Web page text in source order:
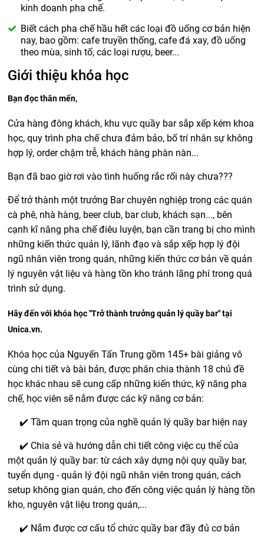
kinh doanh pha chế.
Biết cách pha chế hầu hết các loại đồ uống cơ bản hiện
nay, bao gồm: cafe truyền thống, cafe đá xay, đồ uống
theo mùa, sinh tố, các loại rượu, beer...
Giới thiệu khóa học
Bạn đọc thân mến,
Cửa hàng đông khách, khu vực quầy bar sắp xếp kém khoa
học, quy trình pha chế chưa đảm bảo, bố trí nhân sự không
hợp lý, order chậm trễ, khách hàng phàn nàn...
Bạn đã bao giờ rơi vào tình huống rắc rối này chưa???
Để trở thành một trưởng Bar chuyên nghiệp trong các quán
cà phê, nhà hàng, beer club, bar club, khách sạn..., bên
cạnh kĩ năng pha chế điêu luyện, bạn cần trang bị cho mình
những kiến thức quản lý, lãnh đạo và sắp xếp hợp lý đội
ngũ nhân viên trong quán, những kiến thức cơ bản về quản
lý nguyên vật liệu và hàng tồn kho tránh lãng phí trong quá
trình sử dụng.
Hãy đến với khóa học "Trở thành trưởng quản lý quầy bar" tại
Unica.vn.
Khóa học của Nguyến Tấn Trung gồm 145+ bài giảng vô
cùng chi tiết và bài bản, được phân chia thành 18 chủ đề
học khác nhau sẽ cung cấp những kiến thức, kỹ năng pha
chế, học viên sẽ nắm được các kỹ năng cơ bản:
✔️ Tầm quan trọng của nghề quản lý quầy bar hiện nay
✔️ Chia sẻ và hướng dẫn chi tiết công việc cụ thể của
một quản lý quầy bar: từ cách xây dựng nội quy quầy bar,
tuyển dụng - quản lý đội ngũ nhân viên trong quán, cách
setup không gian quán, cho đến công việc quản lý hàng tồn
kho, nguyên vật liệu trong quán,...
✔️ Nắm được cơ cấu tổ chức quầy bar đầy đủ cơ bản